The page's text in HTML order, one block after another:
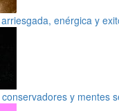
enérgica y
y mentes